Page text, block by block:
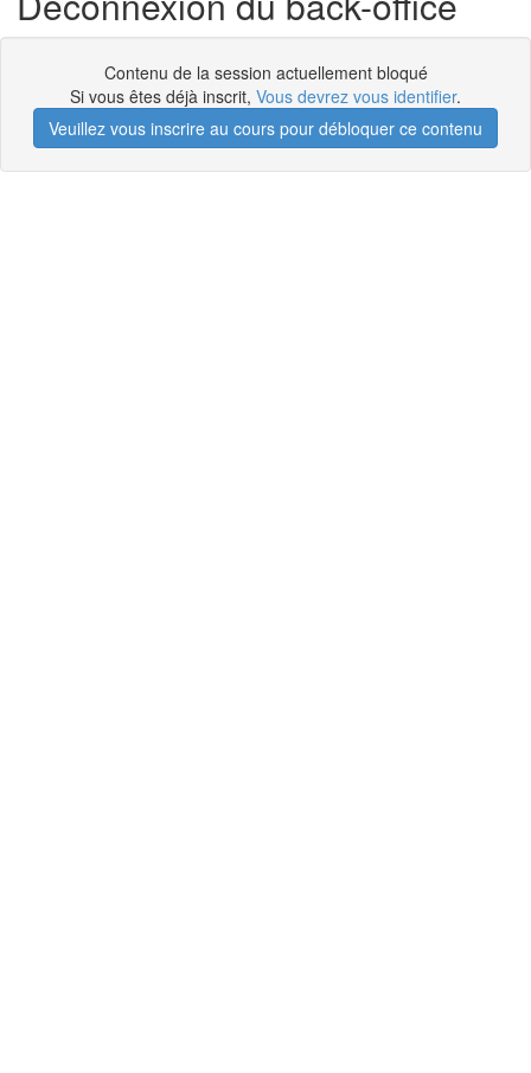
Contenu de la session actuellement bloqué
Si vous êtes déjà inscrit, Vous devrez vous identifier.
Veuillez vous inscrire au cours pour débloquer ce contenu